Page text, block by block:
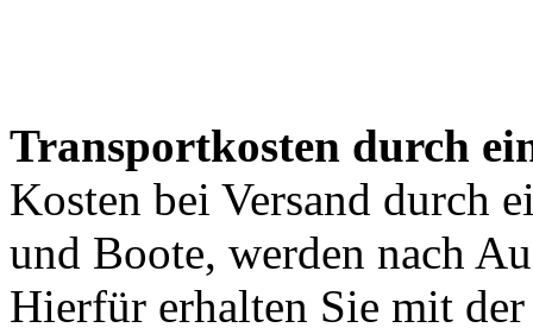
Transportkosten durch
Kosten bei Versand durch
und Boote, werden nach
Hierfür erhalten Sie mit